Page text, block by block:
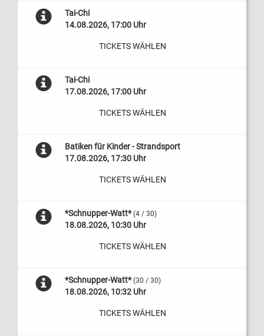
Tai-Chi
14.08.2026, 17:00 Uhr
TICKETS WÄHLEN
Tai-Chi
17.08.2026, 17:00 Uhr
TICKETS WÄHLEN
Batiken für Kinder - Strandsport
17.08.2026, 17:30 Uhr
TICKETS WÄHLEN
*Schnupper-Watt* (4 / 30)
18.08.2026, 10:30 Uhr
TICKETS WÄHLEN
*Schnupper-Watt* (30 / 30)
18.08.2026, 10:32 Uhr
TICKETS WÄHLEN